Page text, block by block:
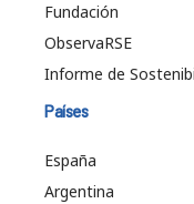
Fundación
ObservaRSE
Informe de
Países
España
Argentina